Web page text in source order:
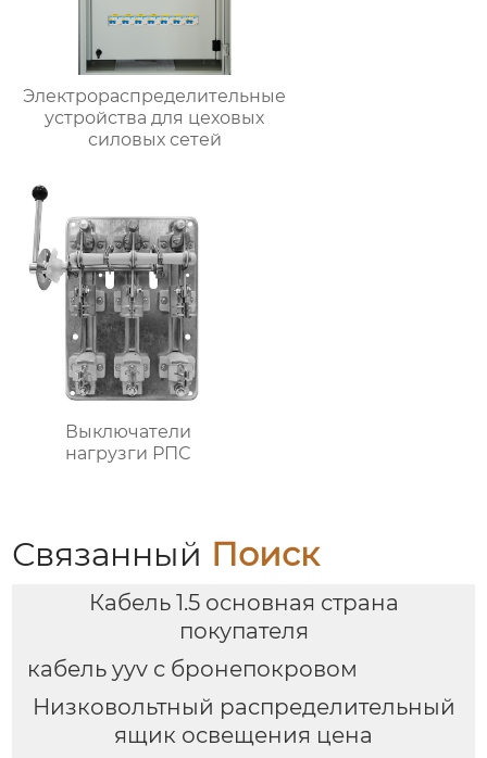
Электрораспределительные
устройства для цеховых
силовых сетей
Выключатели
нагрузги РПС
Связанный Поиск
Кабель 1.5 основная страна
покупателя
кабель yyv с бронепокровом
Низковольтный распределительный
ящик освещения цена